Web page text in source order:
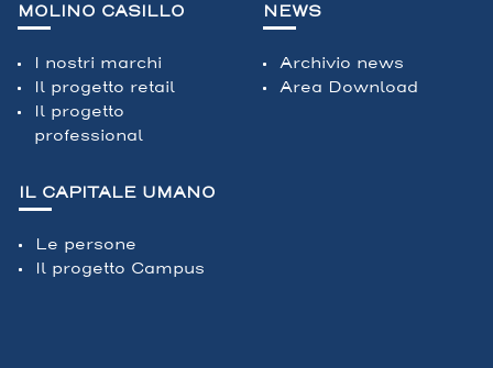
MOLINO CASILLO
I nostri marchi
Il progetto retail
Il progetto
professional
NEWS
Archivio news
Area Download
IL CAPITALE UMANO
Le persone
Il progetto Campus